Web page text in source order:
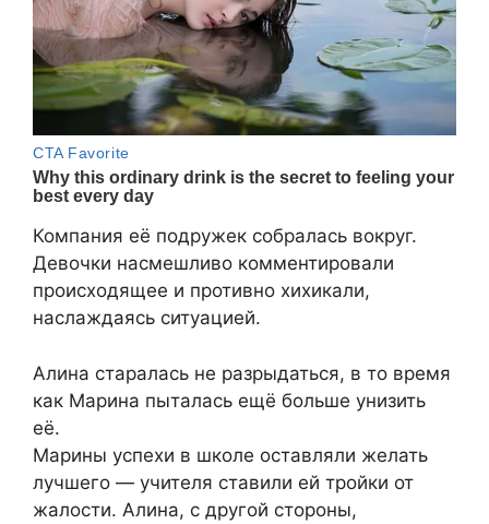
Компания её подружек собралась вокруг.
Девочки насмешливо комментировали
происходящее и противно хихикали,
наслаждаясь ситуацией.
Алина старалась не разрыдаться, в то время
как Марина пыталась ещё больше унизить
её.
Марины успехи в школе оставляли желать
лучшего — учителя ставили ей тройки от
жалости. Алина, с другой стороны,